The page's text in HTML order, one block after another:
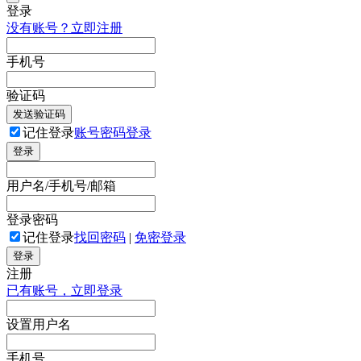
登录
没有账号？立即注册
手机号
验证码
发送验证码
记住登录账号密码登录
登录
用户名/手机号/邮箱
登录密码
记住登录找回密码 | 免密登录
登录
注册
已有账号，立即登录
设置用户名